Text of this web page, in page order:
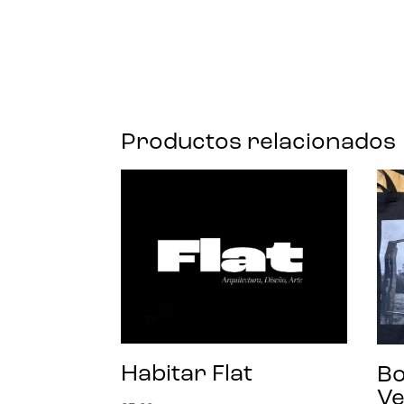
Productos relacionados
Habitar Flat